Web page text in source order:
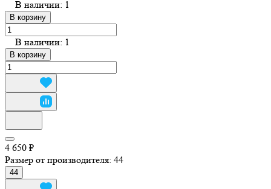
В наличии: 1
В корзину
В наличии: 1
В корзину
4 650 ₽
Размер от производителя: 44
44